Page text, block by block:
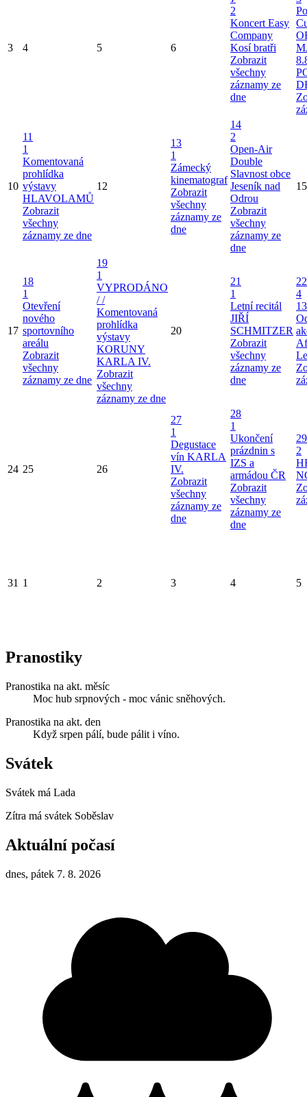
3 4 5 6
2
Koncert Easy
Company
Kosí bratři
Zobrazit
všechny
záznamy ze
dne
10
11
1
Komentovaná
prohlídka
výstavy
HLAVOLAMŮ
Zobrazit
všechny
záznamy ze dne
12
13
1
Zámecký
kinematograf
Zobrazit
všechny
záznamy ze
dne
14
2
Open-Air
Double
Slavnost obce
Jeseník nad
Odrou
Zobrazit
všechny
záznamy ze
dne
15
17
18
1
Otevření
nového
sportovního
areálu
Zobrazit
všechny
záznamy ze dne
19
1
VYPRODÁNO
/ /
Komentovaná
prohlídka
výstavy
KORUNY
KARLA IV.
Zobrazit
všechny
záznamy ze dne
20
21
1
Letní recitál
JIŘÍ
SCHMITZER
Zobrazit
všechny
záznamy ze
dne
22
4
24 25 26
27
1
Degustace
vín KARLA
IV.
Zobrazit
všechny
záznamy ze
dne
28
1
Ukončení
prázdnin s
IZS a
armádou ČR
Zobrazit
všechny
záznamy ze
dne
29
2
31 1 2 3 4 5
Pranostiky
Pranostika na akt. měsíc
Moc hub srpnových - moc vánic sněhových.
Pranostika na akt. den
Když srpen pálí, bude pálit i víno.
Svátek
Svátek má Lada
Zítra má svátek Soběslav
Aktuální počasí
dnes, pátek 7. 8. 2026